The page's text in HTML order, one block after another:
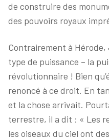
de construire des
des pouvoirs royaux
Contrairement à
type de puissance – la
révolutionnaire ! Bien
renoncé à ce droit. En
et la chose arrivait.
terrestre, il a dit : « Les
les oiseaux du ciel ont